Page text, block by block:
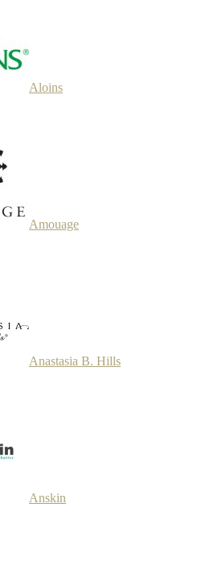
Aloins
Amouage
Anastasia B. Hills
Anskin